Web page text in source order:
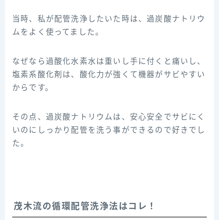
当時、私が配管洗浄したいた時は、過炭酸ナトリウ
ムをよく使ってました。
なぜなら過酸化水素水は重いし手に付くと痛いし、
塩素系酸化剤は、酸化力が強くて機器がサビやすい
からです。
その点、過炭酸ナトリウムは、安心安全でサビにく
いのにしっかり配管を洗う事ができるので好きでし
た。
茂木流の循環配管洗浄法はコレ！